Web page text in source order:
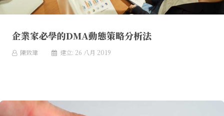
企業家必學的DMA動態策略分析法
陳致瑋 建立: 26 八月 2019